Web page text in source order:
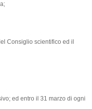
Consiglio scientifico ed il
ed entro il 31 marzo di ogni